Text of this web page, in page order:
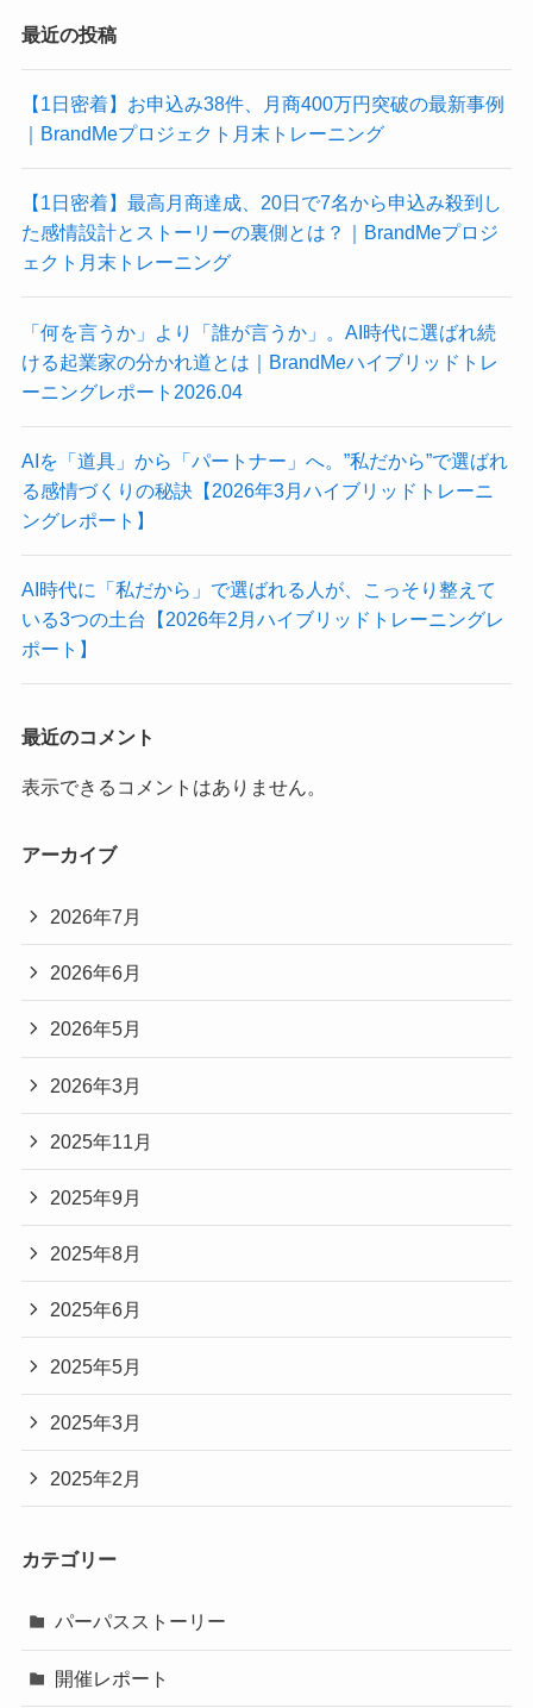
最近の投稿
【1日密着】お申込み38件、月商400万円突破の最新事例
｜BrandMeプロジェクト月末トレーニング
【1日密着】最高月商達成、20日で7名から申込み殺到し
た感情設計とストーリーの裏側とは？｜BrandMeプロジ
ェクト月末トレーニング
「何を言うか」より「誰が言うか」。AI時代に選ばれ続
ける起業家の分かれ道とは｜BrandMeハイブリッドトレ
ーニングレポート2026.04
AIを「道具」から「パートナー」へ。”私だから”で選ばれ
る感情づくりの秘訣【2026年3月ハイブリッドトレーニ
ングレポート】
AI時代に「私だから」で選ばれる人が、こっそり整えて
いる3つの土台【2026年2月ハイブリッドトレーニングレ
ポート】
最近のコメント
表示できるコメントはありません。
アーカイブ
2026年7月
2026年6月
2026年5月
2026年3月
2025年11月
2025年9月
2025年8月
2025年6月
2025年5月
2025年3月
2025年2月
カテゴリー
パーパスストーリー
開催レポート